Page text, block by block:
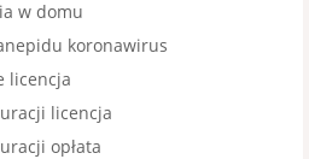
w domu
koronawirus
licencja
licencja
opłata